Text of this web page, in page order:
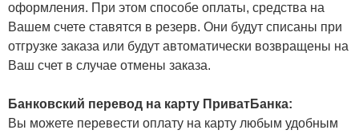
оформления. При этом способе оплаты, средства на
Вашем счете ставятся в резерв. Они будут списаны при
отгрузке заказа или будут автоматически возвращены на
Ваш счет в случае отмены заказа.
Банковский перевод на карту ПриватБанка:
Вы можете перевести оплату на карту любым удобным